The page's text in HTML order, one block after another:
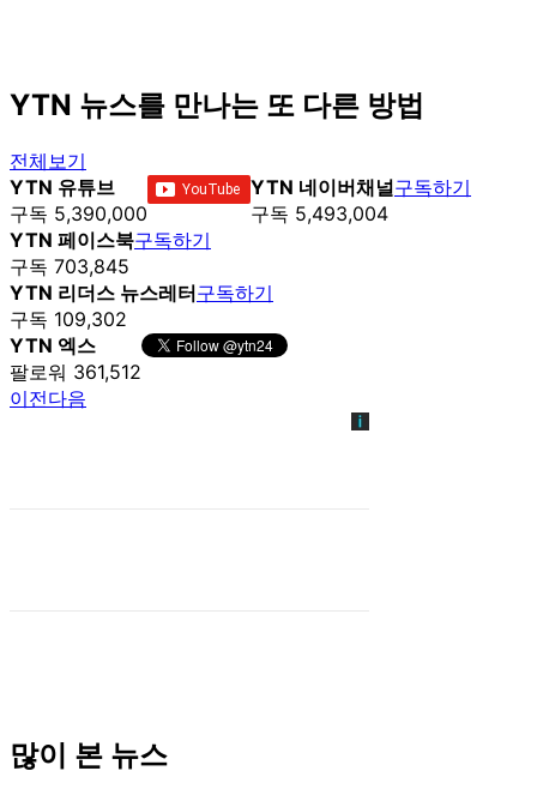
YTN 뉴스를 만나는 또 다른 방법
전체보기
YTN 유튜브
구독 5,390,000
YTN 네이버채널
구독 5,493,004
구독하기
YTN 페이스북
구독 703,845
구독하기
YTN 리더스 뉴스레터
구독 109,302
구독하기
YTN 엑스
팔로워 361,512
이전다음
많이 본 뉴스